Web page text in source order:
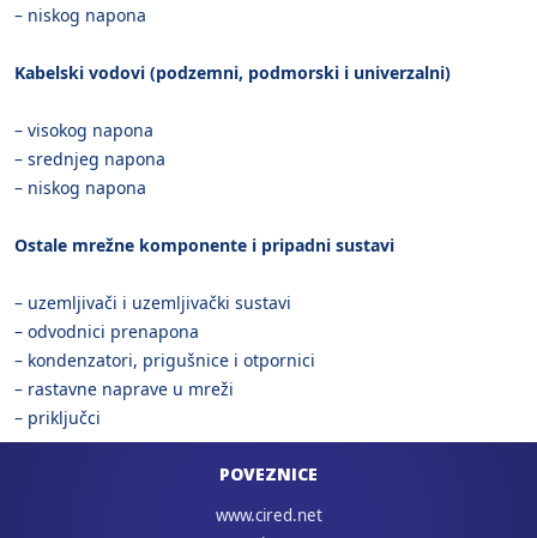
– niskog napona
Kabelski vodovi (podzemni, podmorski i univerzalni)
– visokog napona
– srednjeg napona
– niskog napona
Ostale mrežne komponente i pripadni sustavi
– uzemljivači i uzemljivački sustavi
– odvodnici prenapona
– kondenzatori, prigušnice i otpornici
– rastavne naprave u mreži
– priključci
POVEZNICE
www.cired.net